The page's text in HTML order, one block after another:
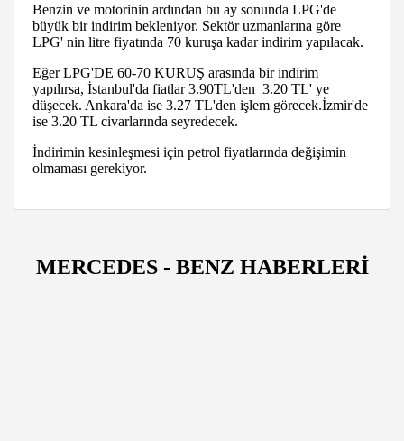
Benzin ve motorinin ardından bu ay sonunda LPG'de
büyük bir indirim bekleniyor. Sektör uzmanlarına göre
LPG' nin litre fiyatında 70 kuruşa kadar indirim yapılacak.
Eğer LPG'DE 60-70 KURUŞ arasında bir indirim
yapılırsa, İstanbul'da fiatlar 3.90TL'den 3.20 TL' ye
düşecek. Ankara'da ise 3.27 TL'den işlem görecek.İzmir'de
ise 3.20 TL civarlarında seyredecek.
İndirimin kesinleşmesi için petrol fiyatlarında değişimin
olmaması gerekiyor.
MERCEDES - BENZ HABERLERİ